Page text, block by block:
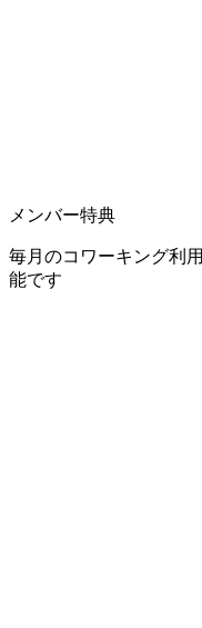
メンバー特典
毎月のコワーキング利
能です